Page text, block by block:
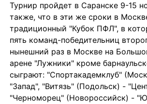
Турнир пройдет в Саранске 9-15
также, что в эти же сроки в
традиционный "Кубок ПФЛ", в
пять команд-победительниц
нынешний раз в Москве на
арене "Лужники" кроме
сыграют: "Спортакадемклуб"
"Запад", "Витязь" (Подольск) -
"Черноморец" (Новороссийск) -